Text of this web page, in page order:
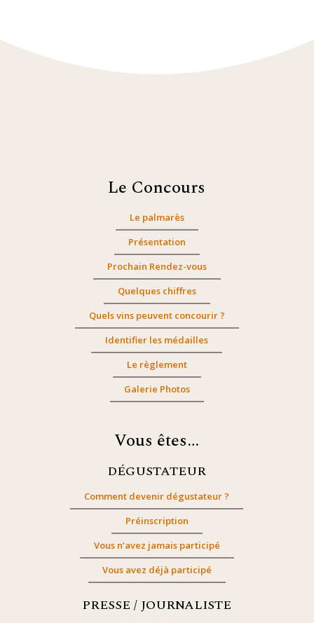
Le Concours
Le palmarès
Présentation
Prochain Rendez-vous
Quelques chiffres
Quels vins peuvent concourir ?
Identifier les médailles
Le règlement
Galerie Photos
Vous êtes…
DÉGUSTATEUR
Comment devenir dégustateur ?
Préinscription
Vous n’avez jamais participé
Vous avez déjà participé
PRESSE / JOURNALISTE